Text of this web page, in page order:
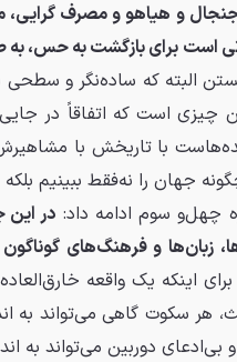
و هیاهو و مصرف گرایی،
است برای بازگشت به حس، به
البته که ساده‌نگر و
چیزی است که اتفاقاً در
با تاریخش با
جهان را نه‌فقط ببینیم
چهل‌و سوم ادامه داد:
زبان‌ها و فرهنگ‌های
برای اینکه یک واقعه
هر سکوت گاهی می‌تواند به
دوربین می‌تواند به